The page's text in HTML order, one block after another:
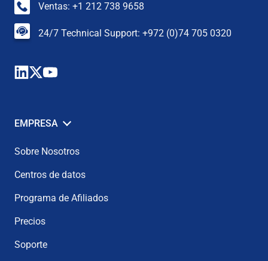
Ventas: +1 212 738 9658
24/7 Technical Support: +972 (0)74 705 0320
EMPRESA
Sobre Nosotros
Centros de datos
Programa de Afiliados
Precios
Soporte